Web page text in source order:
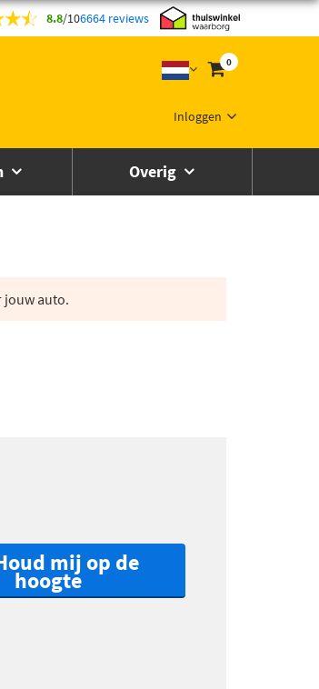
8.8/106664 reviews
0
Inloggen
Overig
jouw auto.
mij op de
hoogte